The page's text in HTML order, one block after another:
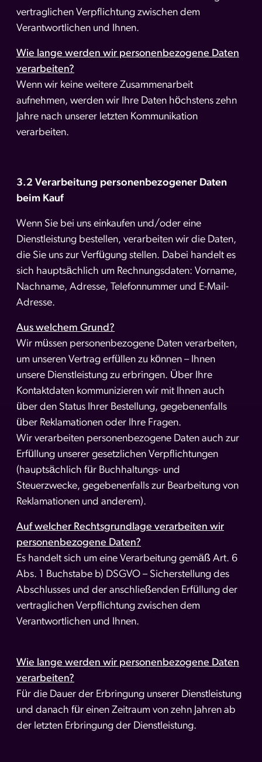
vertraglichen Verpflichtung zwischen dem
Verantwortlichen und Ihnen.
Wie lange werden wir personenbezogene Daten
verarbeiten?
Wenn wir keine weitere Zusammenarbeit
aufnehmen, werden wir Ihre Daten höchstens zehn
Jahre nach unserer letzten Kommunikation
verarbeiten.
3.2 Verarbeitung personenbezogener Daten
beim Kauf
Wenn Sie bei uns einkaufen und/oder eine
Dienstleistung bestellen, verarbeiten wir die Daten,
die Sie uns zur Verfügung stellen. Dabei handelt es
sich hauptsächlich um Rechnungsdaten: Vorname,
Nachname, Adresse, Telefonnummer und E-Mail-
Adresse.
Aus welchem Grund?
Wir müssen personenbezogene Daten verarbeiten,
um unseren Vertrag erfüllen zu können – Ihnen
unsere Dienstleistung zu erbringen. Über Ihre
Kontaktdaten kommunizieren wir mit Ihnen auch
über den Status Ihrer Bestellung, gegebenenfalls
über Reklamationen oder Ihre Fragen.
Wir verarbeiten personenbezogene Daten auch zur
Erfüllung unserer gesetzlichen Verpflichtungen
(hauptsächlich für Buchhaltungs- und
Steuerzwecke, gegebenenfalls zur Bearbeitung von
Reklamationen und anderem).
Auf welcher Rechtsgrundlage verarbeiten wir
personenbezogene Daten?
Es handelt sich um eine Verarbeitung gemäß Art. 6
Abs. 1 Buchstabe b) DSGVO – Sicherstellung des
Abschlusses und der anschließenden Erfüllung der
vertraglichen Verpflichtung zwischen dem
Verantwortlichen und Ihnen.
Wie lange werden wir personenbezogene Daten
verarbeiten?
Für die Dauer der Erbringung unserer Dienstleistung
und danach für einen Zeitraum von zehn Jahren ab
der letzten Erbringung der Dienstleistung.